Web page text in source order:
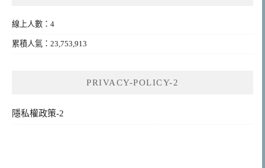
線上人數：4
累積人氣：23,753,913
PRIVACY-POLICY-2
隱私權政策-2